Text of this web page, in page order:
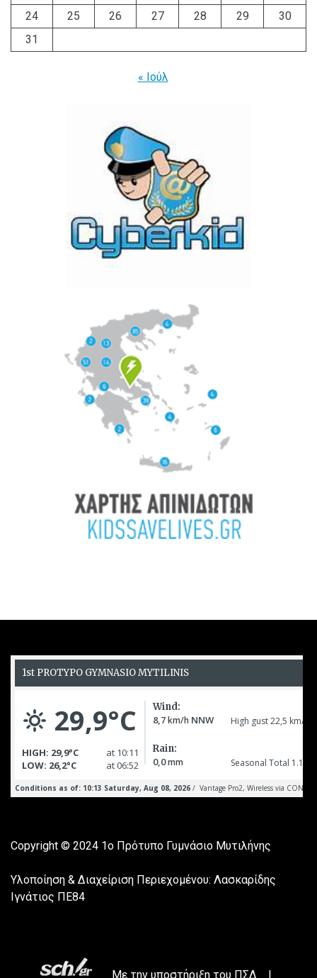
24
25 26 27 28 29
30
31
« Ιούλ
Copyright © 2024 1ο Πρότυπο Γυμνάσιο Μυτιλήνης
Υλοποίηση & Διαχείριση Περιεχομένου: Λασκαρίδης
Ιγνάτιος ΠΕ84
Με την υποστήριξη του ΠΣΔ |